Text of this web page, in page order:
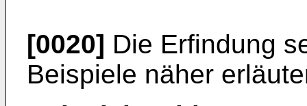
[0020] Die Erfindung
Beispiele näher